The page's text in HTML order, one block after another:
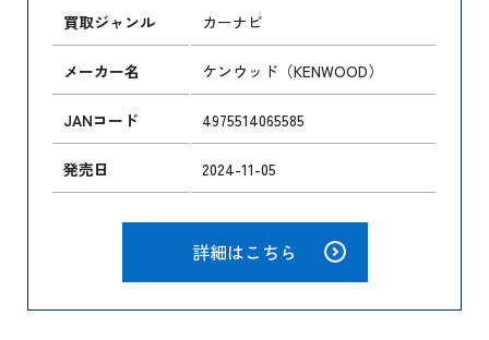
買取ジャンル カーナビ
メーカー名 ケンウッド（KENWOOD）
JANコード 4975514065585
発売日 2024-11-05
詳細はこちら